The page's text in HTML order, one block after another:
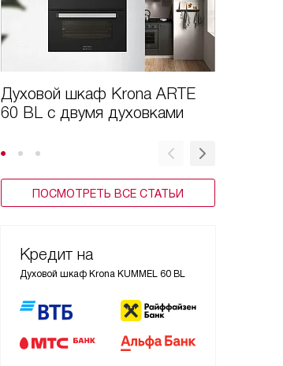
Духовой шкаф Krona ARTE
60 BL с двумя духовками
ПОСМОТРЕТЬ ВСЕ СТАТЬИ
Кредит на
Духовой шкаф Krona KUMMEL 60 BL